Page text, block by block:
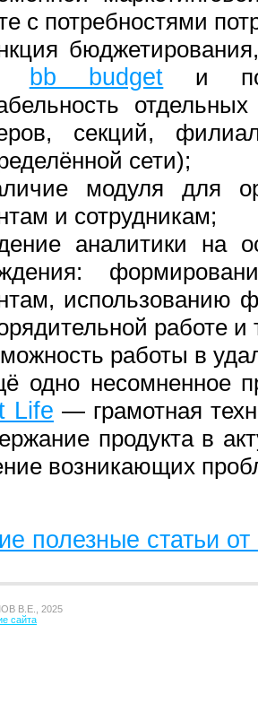
с потребностями
bb budget и
секций,
сети);
модуля для
и сотрудникам;
аналитики на
использованию
работе и
работы в
одно несомненное
Life — грамотная
продукта в
возникающих
полезные статьи
В.Е., 2025
сайта